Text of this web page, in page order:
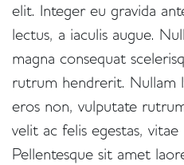
elit. Integer eu gravida
lectus, a iaculis augue.
magna consequat
rutrum hendrerit. Nullam
eros non, vulputate
velit ac felis egestas,
Pellentesque sit amet